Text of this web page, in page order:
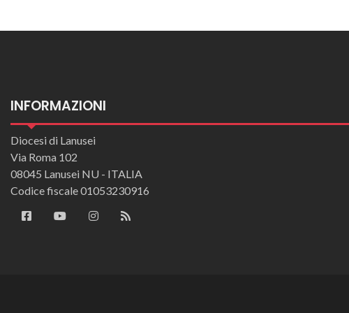
INFORMAZIONI
Diocesi di Lanusei
Via Roma 102
08045 Lanusei NU - ITALIA
Codice fiscale 01053230916